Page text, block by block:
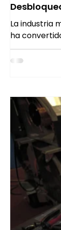
La industria
ha